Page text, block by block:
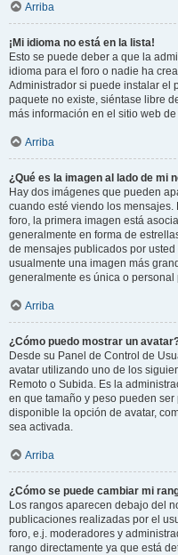
Arriba
¡Mi idioma no está en la lista!
Esto se puede deber a que la
idioma para el foro o nadie ha
Administrador si puede instalar el
paquete no existe, siéntase libre
más información en el sitio web de
Arriba
¿Qué es la imagen al lado de mi
Hay dos imágenes que pueden
cuando esté viendo los
foro, la primera imagen está
generalmente en forma de
de mensajes publicados por
usualmente una imagen más
generalmente es única o personal
Arriba
¿Cómo puedo mostrar un
Desde su Panel de Control de
avatar utilizando uno de los
Remoto o Subida. Es la
en que tamaño y peso pueden
disponible la opción de avatar,
sea activada.
Arriba
¿Cómo se puede cambiar mi
Los rangos aparecen debajo del
publicaciones realizadas por el
foro, e.j. moderadores y
rango directamente ya que está